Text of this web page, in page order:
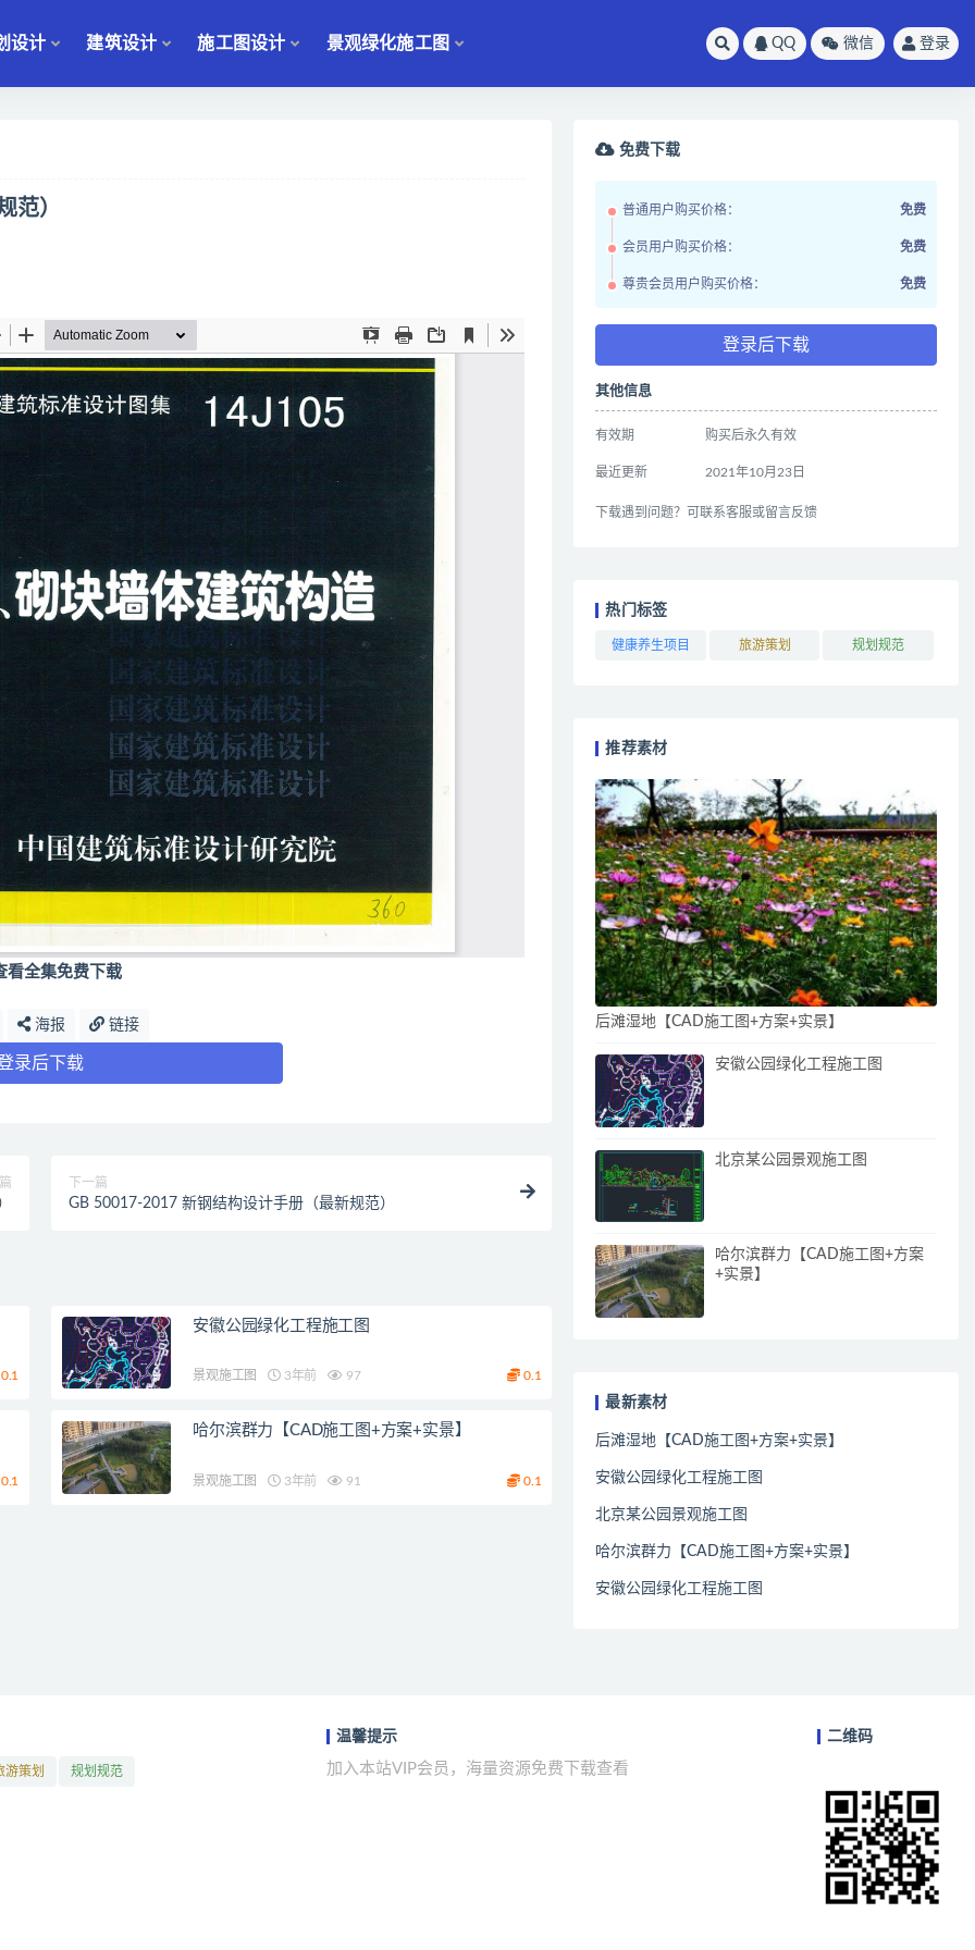
设计 建筑设计 施工图设计 景观绿化施工图 QQ 微信 登录
范）
看全集免费下载
海报 链接
录后下载
下一篇
GB 50017-2017 新钢结构设计手册（最新规范）
安徽公园绿化工程施工图
景观施工图 3年前 97 0.1
哈尔滨群力【CAD施工图+方案+实景】
景观施工图 3年前 91 0.1
免费下载
普通用户购买价格： 免费
会员用户购买价格： 免费
尊贵会员用户购买价格： 免费
登录后下载
其他信息
有效期 购买后永久有效
最近更新 2021年10月23日
下载遇到问题？可联系客服或留言反馈
热门标签
健康养生项目 旅游策划 规划规范
推荐素材
后滩湿地【CAD施工图+方案+实景】
安徽公园绿化工程施工图
北京某公园景观施工图
哈尔滨群力【CAD施工图+方案
+实景】
最新素材
后滩湿地【CAD施工图+方案+实景】
安徽公园绿化工程施工图
北京某公园景观施工图
哈尔滨群力【CAD施工图+方案+实景】
安徽公园绿化工程施工图
游策划 规划规范
温馨提示
加入本站VIP会员，海量资源免费下载查看
二维码